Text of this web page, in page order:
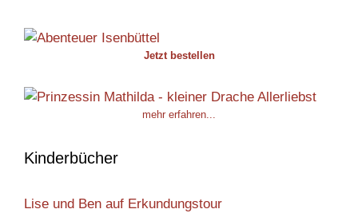
Jetzt bestellen
mehr erfahren...
Kinderbücher
Lise und Ben auf Erkundungstour